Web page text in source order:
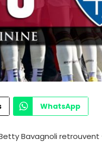
WhatsApp
Bavagnoli retrouvent